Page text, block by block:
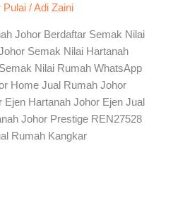
Pulai /Adi Zaini
Johor Berdaftar Semak Nilai
Semak Nilai Hartanah
Nilai Rumah WhatsApp
Home Jual Rumah Johor
Hartanah Johor Ejen Jual
Johor Prestige REN27528
Rumah Kangkar